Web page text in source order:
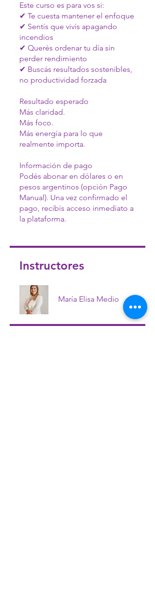
Este curso es para vos si:
✔ Te cuesta mantener el enfoque
✔ Sentís que vivís apagando
incendios
✔ Querés ordenar tu día sin
perder rendimiento
✔ Buscás resultados sostenibles,
no productividad forzada
Resultado esperado
Más claridad.
Más foco.
Más energía para lo que
realmente importa.
Información de pago
Podés abonar en dólares o en
pesos argentinos (opción Pago
Manual). Una vez confirmado el
pago, recibís acceso inmediato a
la plataforma.
Instructores
María Elisa Medio